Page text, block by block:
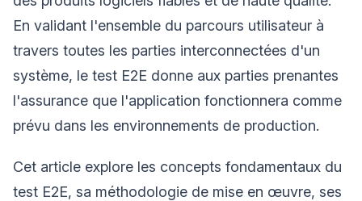
En validant l'ensemble du parcours utilisateur à
travers toutes les parties interconnectées d'un
système, le test E2E donne aux parties prenantes
l'assurance que l'application fonctionnera comme
prévu dans les environnements de production.
Cet article explore les concepts fondamentaux du
test E2E, sa méthodologie de mise en œuvre, ses